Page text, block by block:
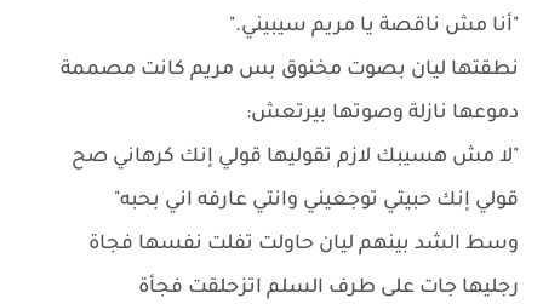
"أنا مش ناقصة يا مريم سيبيني."
نطقتها ليان بصوت مخنوق بس مريم كانت مصممة
دموعها نازلة وصوتها بيرتعش:
"لا مش هسيبك لازم تقوليها قولي إنك كرهاني صح
قولي إنك حبيتي توجعيني وانتي عارفه اني بحبه"
وسط الشد بينهم ليان حاولت تفلت نفسها فجاة
رجليها جات على طرف السلم اتزحلقت فجأة